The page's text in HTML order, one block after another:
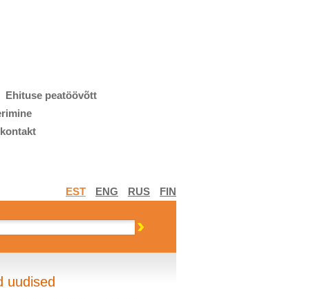
Ehituse peatöövõtt
EST ENG RUS FIN
uudised